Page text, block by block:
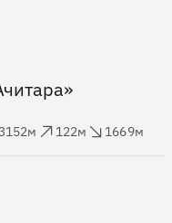
Набор высоты
122м
Сброс высоты
1669м